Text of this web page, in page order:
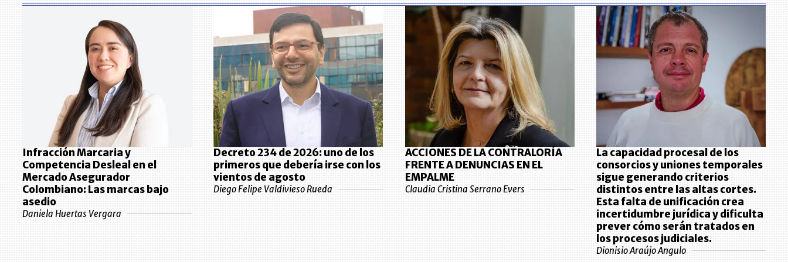
Infracción Marcaria y
Competencia Desleal en el
Mercado Asegurador
Colombiano: Las marcas bajo
asedio
Daniela Huertas Vergara
Decreto 234 de 2026: uno de los
primeros que debería irse con los
vientos de agosto
Diego Felipe Valdivieso Rueda
ACCIONES DE LA CONTRALORÍA
FRENTE A DENUNCIAS EN EL
EMPALME
Claudia Cristina Serrano Evers
La capacidad procesal de los
consorcios y uniones temporales
sigue generando criterios
distintos entre las altas cortes.
Esta falta de unificación crea
incertidumbre jurídica y dificulta
prever cómo serán tratados en
los procesos judiciales.
Dionisio Araújo Angulo